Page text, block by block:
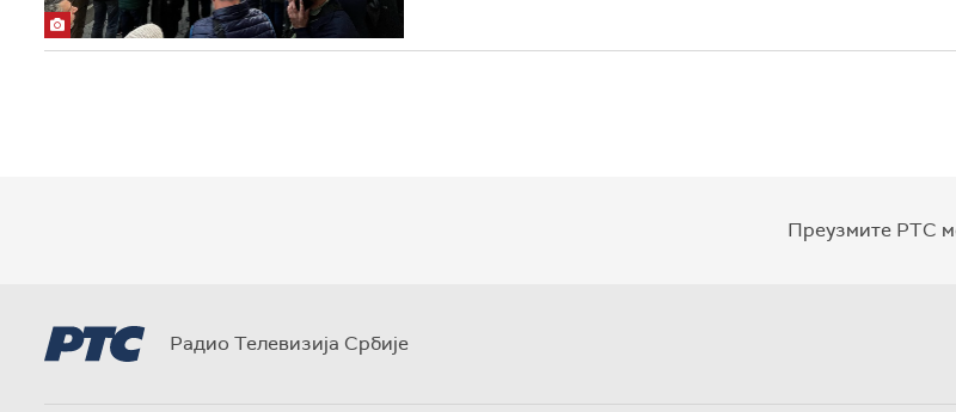
Преузмите РТС
Радио Телевизија Србије